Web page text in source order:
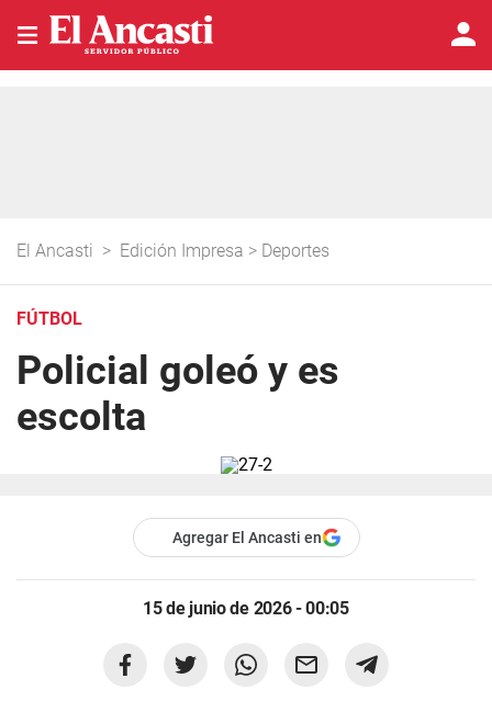
El Ancasti > Edición Impresa > Deportes
FÚTBOL
Policial goleó y es
escolta
Agregar El Ancasti en
15 de junio de 2026 - 00:05